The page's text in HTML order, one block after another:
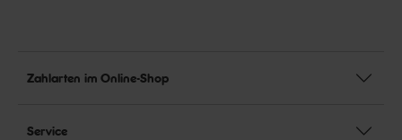
Zahlarten im Online-Shop
Service